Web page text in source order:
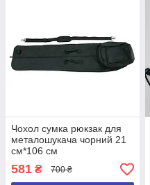
Чохол сумка рюкзак для
металошукача чорний 21
см*106 см
581 ₴ 700 ₴